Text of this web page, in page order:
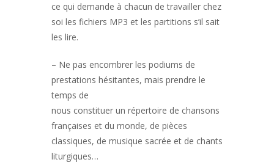
ce qui demande à chacun de travailler chez
soi les fichiers MP3 et les partitions s’il sait
les lire.
– Ne pas encombrer les podiums de
prestations hésitantes, mais prendre le
temps de
nous constituer un répertoire de chansons
françaises et du monde, de pièces
classiques, de musique sacrée et de chants
liturgiques…